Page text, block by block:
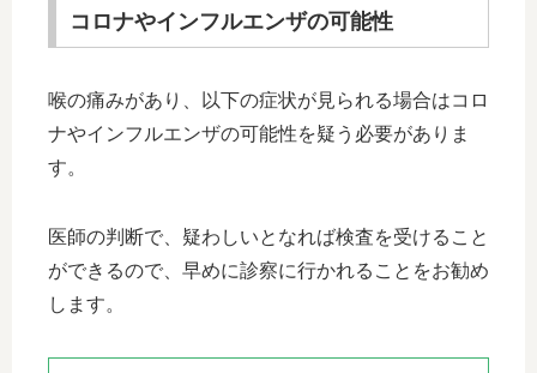
コロナやインフルエンザの可能性
喉の痛みがあり、以下の症状が見られる場合はコロ
ナやインフルエンザの可能性を疑う必要がありま
す。
医師の判断で、疑わしいとなれば検査を受けること
ができるので、早めに診察に行かれることをお勧め
します。